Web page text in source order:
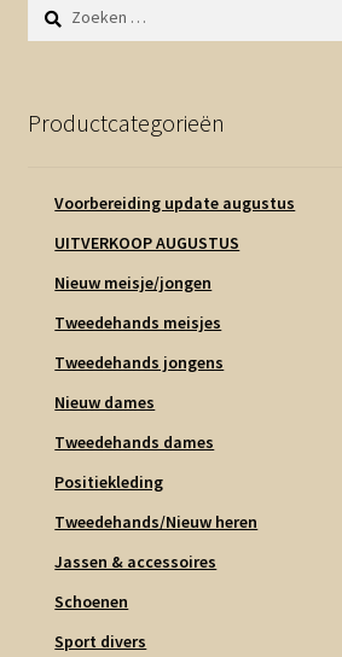
Zoeken
naar:
Productcategorieën
Voorbereiding update augustus
UITVERKOOP AUGUSTUS
Nieuw meisje/jongen
Tweedehands meisjes
Tweedehands jongens
Nieuw dames
Tweedehands dames
Positiekleding
Tweedehands/Nieuw heren
Jassen & accessoires
Schoenen
Sport divers